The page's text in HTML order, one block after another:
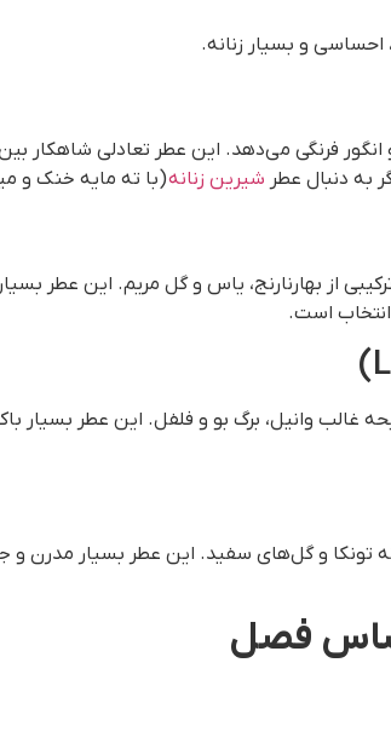
احساسی و بسیار زنانه.
فرنگی می‌دهد. این عطر تعادلی
به دنبال عطر شیرین زنانه(با ته مایه خنک و
از بهارنارنج، یاس و گل مریم. این عطر
است.
وانیل، برگ بو و فلفل. این عطر بسیار
تونکا و گل‌های سفید. این عطر بسیار مدرن
اساس فصل